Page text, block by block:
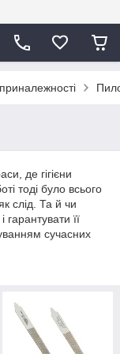
де гігієни
тоді було всього
слід. Та й чи
її
сучасних
одноразові
будь-яких
СНІД та герпесу.
для нігтівви